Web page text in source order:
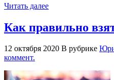
Читать далее
Как правильно
12 октября 2020 В рубрике
коммент.